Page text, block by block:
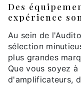
Des
expérience
Au sein de
sélection
plus grandes
Que vous soyez
d'amplificateurs,